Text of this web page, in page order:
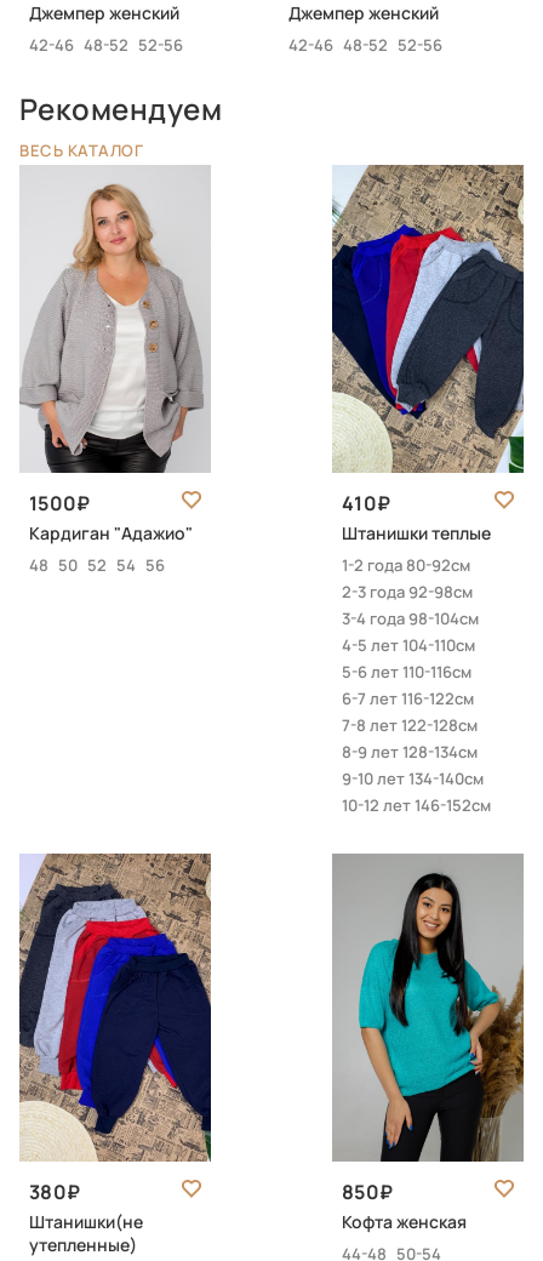
Джемпер женский
42-46 48-52 52-56
Джемпер женский
42-46 48-52 52-56
Рекомендуем
ВЕСЬ КАТАЛОГ
1500
Кардиган "Адажио"
48 50 52 54 56
410
Штанишки теплые
1-2 года 80-92см
2-3 года 92-98см
3-4 года 98-104см
4-5 лет 104-110см
5-6 лет 110-116см
6-7 лет 116-122см
7-8 лет 122-128см
8-9 лет 128-134см
9-10 лет 134-140см
10-12 лет 146-152см
380
Штанишки(не
утепленные)
850
Кофта женская
44-48 50-54